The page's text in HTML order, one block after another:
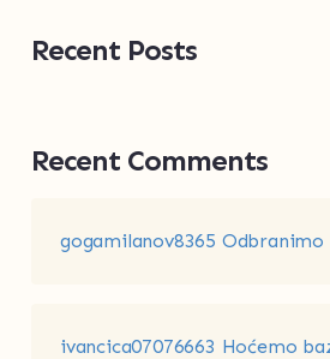
Recent Posts
Recent Comments
gogamilanov8365 Odbranimo
ivancica07076663 Hoćemo